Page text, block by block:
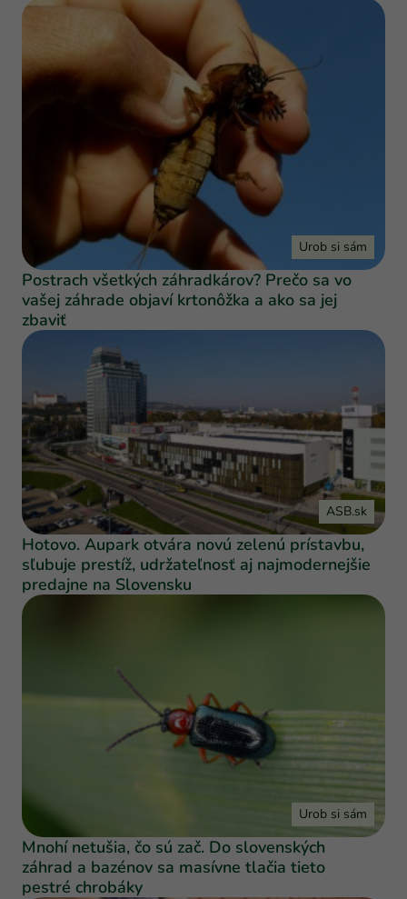
Urob si sám
Postrach všetkých záhradkárov? Prečo sa vo
vašej záhrade objaví krtonôžka a ako sa jej
zbaviť
ASB.sk
Hotovo. Aupark otvára novú zelenú prístavbu,
sľubuje prestíž, udržateľnosť aj najmodernejšie
predajne na Slovensku
Urob si sám
Mnohí netušia, čo sú zač. Do slovenských
záhrad a bazénov sa masívne tlačia tieto
pestré chrobáky